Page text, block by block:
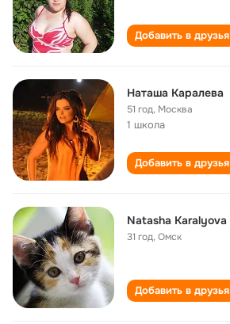
Добавить в друзья
Наташа Каралева
51 год, Москва
1 школа
Добавить в друзья
Natasha Karalyova
31 год,Омск
Добавить в друзья